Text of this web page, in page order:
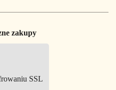
zakupy
SSL